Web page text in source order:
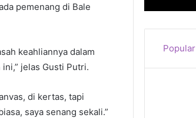
pemenang di Bale
keahliannya dalam
jelas Gusti Putri.
di kertas, tapi
saya senang sekali.”
Popular